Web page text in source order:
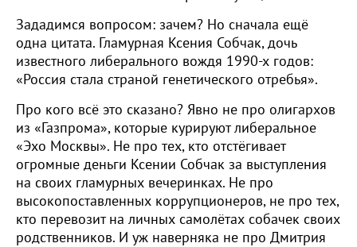
Зададимся вопросом: зачем? Но сначала ещё
одна цитата. Гламурная Ксения Собчак, дочь
известного либерального вождя 1990-х годов:
«Россия стала страной генетического отребья».
Про кого всё это сказано? Явно не про олигархов
из «Газпрома», которые курируют либеральное
«Эхо Москвы». Не про тех, кто отстёгивает
огромные деньги Ксении Собчак за выступления
на своих гламурных вечеринках. Не про
высокопоставленных коррупционеров, не про тех,
кто перевозит на личных самолётах собачек своих
родственников. И уж наверняка не про Дмитрия